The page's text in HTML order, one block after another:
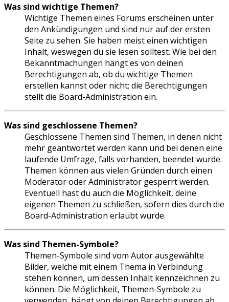
Was sind wichtige Themen?
Wichtige Themen eines Forums erscheinen unter
den Ankündigungen und sind nur auf der ersten
Seite zu sehen. Sie haben meist einen wichtigen
Inhalt, weswegen du sie lesen solltest. Wie bei den
Bekanntmachungen hängt es von deinen
Berechtigungen ab, ob du wichtige Themen
erstellen kannst oder nicht; die Berechtigungen
stellt die Board-Administration ein.
Was sind geschlossene Themen?
Geschlossene Themen sind Themen, in denen nicht
mehr geantwortet werden kann und bei denen eine
laufende Umfrage, falls vorhanden, beendet wurde.
Themen können aus vielen Gründen durch einen
Moderator oder Administrator gesperrt werden.
Eventuell hast du auch die Möglichkeit, deine
eigenen Themen zu schließen, sofern dies durch die
Board-Administration erlaubt wurde.
Was sind Themen-Symbole?
Themen-Symbole sind vom Autor ausgewählte
Bilder, welche mit einem Thema in Verbindung
stehen können, um dessen Inhalt kennzeichnen zu
können. Die Möglichkeit, Themen-Symbole zu